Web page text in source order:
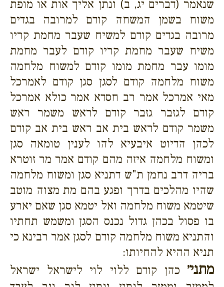
שנאמר (דברים יג, ב) ונתן אליך אות או מופת
משוח בשמן המשחה קודם למרובה בגדים
מרובה בגדים קודם למשיח שעבר מחמת קריו
משיח שעבר מחמת קריו קודם לעבר מחמת
מומו עבר מחמת מומו קודם למשוח מלחמה
משוח מלחמה קודם לסגן סגן קודם לאמרכל
מאי אמרכל אמר רב חסדא אמר כולא אמרכל
קודם לגזבר גזבר קודם לראש משמר ראש
משמר קודם לראש בית אב ראש בית אב קודם
לכהן הדיוט איבעיא להו לענין טומאה סגן
ומשוח מלחמה איזה מהם קודם אמר מר זוטרא
בריה דרב נחמן ת"ש דתניא סגן ומשוח מלחמה
שהיו מהלכים בדרך ופגע בהם מת מצוה מוטב
שיטמא משוח מלחמה ואל יטמא סגן שאם יארע
בו פסול בכהן גדול נכנס הסגן ומשמש תחתיו
והתניא משוח מלחמה קודם לסגן אמר רבינא כי
תניא ההיא להחיותו:
מתני׳ כהן קודם ללוי לוי לישראל ישראל